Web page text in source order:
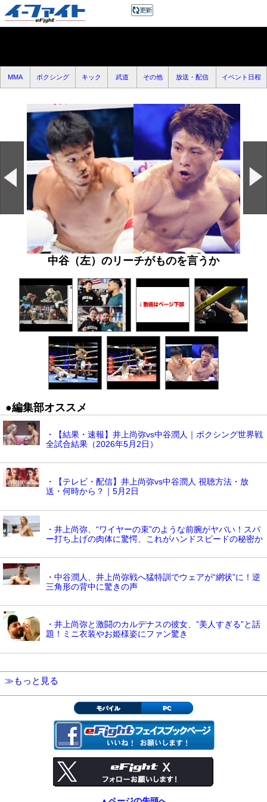
MMA ボクシング キック 武道 その他 放送・配信 イベント日程
中谷（左）のリーチがものを言うか
●編集部オススメ
・【結果・速報】井上尚弥vs中谷潤人｜ボクシング世界戦
全試合結果（2026年5月2日）
・【テレビ・配信】井上尚弥vs中谷潤人 視聴方法・放
送・何時から？｜5月2日
・井上尚弥、“ワイヤーの束”のような前腕がヤバい！スパ
ー打ち上げの肉体に驚愕、これがハンドスピードの秘密か
・中谷潤人、井上尚弥戦へ猛特訓でウェアが“網状”に！逆
三角形の背中に驚きの声
・井上尚弥と激闘のカルデナスの彼女、”美人すぎる”と話
題！ミニ衣装やお姫様姿にファン驚き
≫もっと見る
モバイル PC